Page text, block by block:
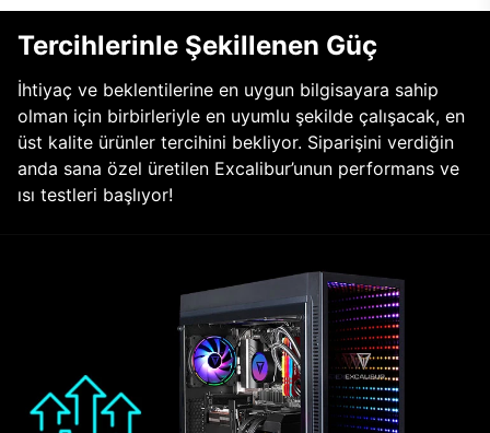
Tercihlerinle Şekillenen Güç
İhtiyaç ve beklentilerine en uygun bilgisayara sahip
olman için birbirleriyle en uyumlu şekilde çalışacak, en
üst kalite ürünler tercihini bekliyor. Siparişini verdiğin
anda sana özel üretilen Excalibur’unun performans ve
ısı testleri başlıyor!